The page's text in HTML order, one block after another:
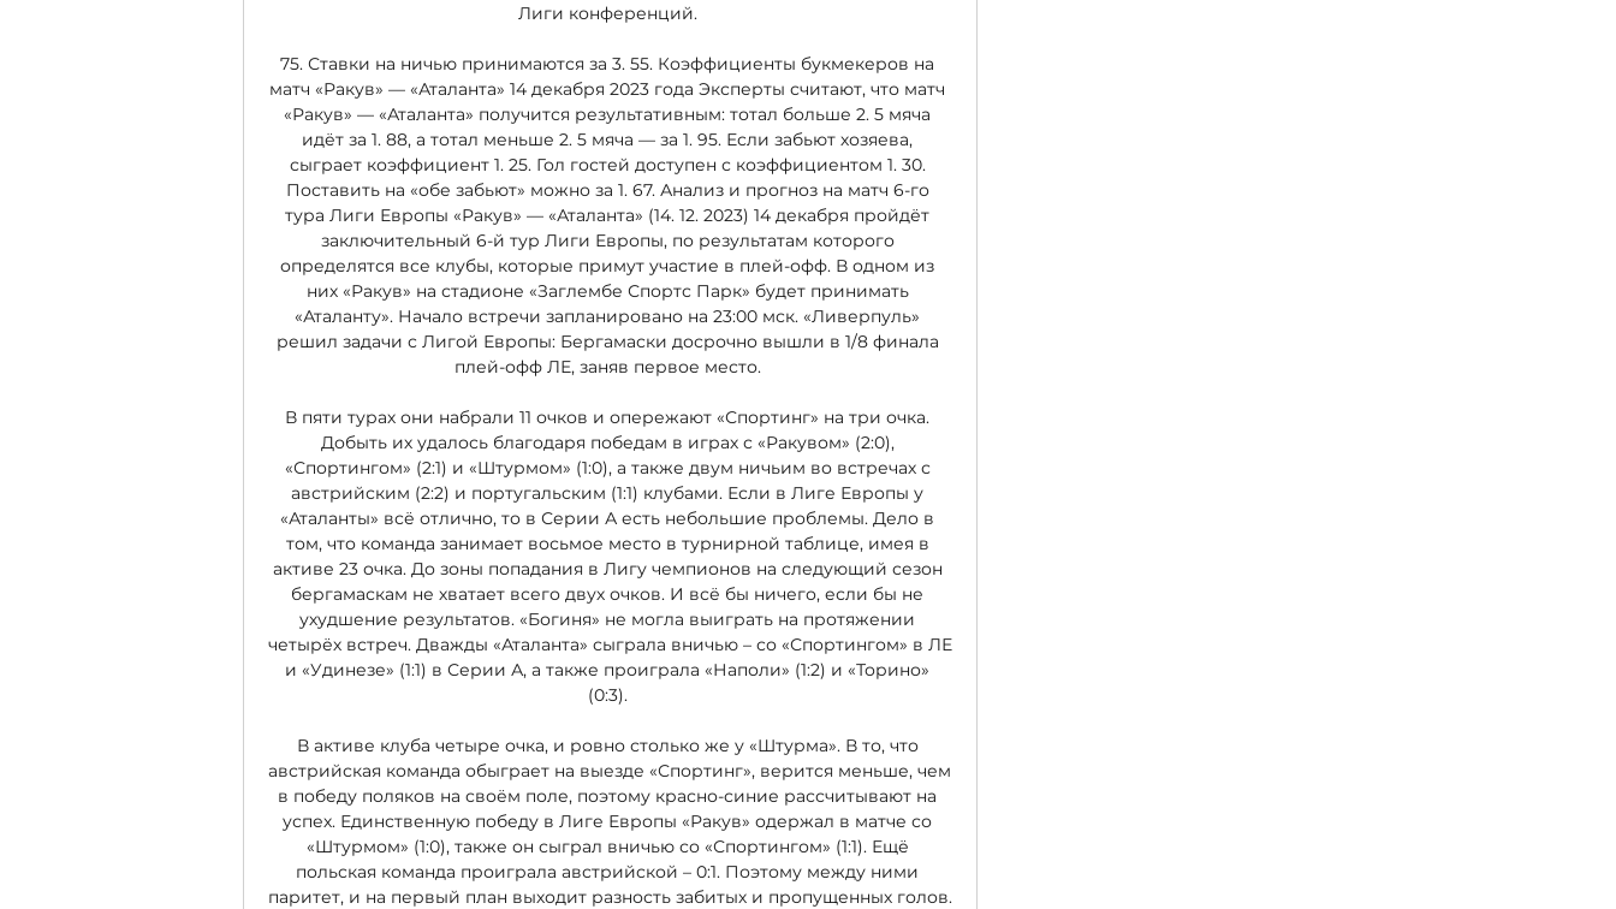
Лиги конференций.
75. Ставки на ничью принимаются за 3. 55. Коэффициенты букмекеров на
матч «Ракув» — «Аталанта» 14 декабря 2023 года Эксперты считают, что матч
«Ракув» — «Аталанта» получится результативным: тотал больше 2. 5 мяча
идёт за 1. 88, а тотал меньше 2. 5 мяча — за 1. 95. Если забьют хозяева,
сыграет коэффициент 1. 25. Гол гостей доступен с коэффициентом 1. 30.
Поставить на «обе забьют» можно за 1. 67. Анализ и прогноз на матч 6-го
тура Лиги Европы «Ракув» — «Аталанта» (14. 12. 2023) 14 декабря пройдёт
заключительный 6-й тур Лиги Европы, по результатам которого
определятся все клубы, которые примут участие в плей-офф. В одном из
них «Ракув» на стадионе «Заглембе Спортс Парк» будет принимать
«Аталанту». Начало встречи запланировано на 23:00 мск. «Ливерпуль»
решил задачи с Лигой Европы: Бергамаски досрочно вышли в 1/8 финала
плей-офф ЛЕ, заняв первое место.
В пяти турах они набрали 11 очков и опережают «Спортинг» на три очка.
Добыть их удалось благодаря победам в играх с «Ракувом» (2:0),
«Спортингом» (2:1) и «Штурмом» (1:0), а также двум ничьим во встречах с
австрийским (2:2) и португальским (1:1) клубами. Если в Лиге Европы у
«Аталанты» всё отлично, то в Серии А есть небольшие проблемы. Дело в
том, что команда занимает восьмое место в турнирной таблице, имея в
активе 23 очка. До зоны попадания в Лигу чемпионов на следующий сезон
бергамаскам не хватает всего двух очков. И всё бы ничего, если бы не
ухудшение результатов. «Богиня» не могла выиграть на протяжении
четырёх встреч. Дважды «Аталанта» сыграла вничью – со «Спортингом» в ЛЕ
и «Удинезе» (1:1) в Серии А, а также проиграла «Наполи» (1:2) и «Торино»
(0:3).
В активе клуба четыре очка, и ровно столько же у «Штурма». В то, что
австрийская команда обыграет на выезде «Спортинг», верится меньше, чем
в победу поляков на своём поле, поэтому красно-синие рассчитывают на
успех. Единственную победу в Лиге Европы «Ракув» одержал в матче со
«Штурмом» (1:0), также он сыграл вничью со «Спортингом» (1:1). Ещё
польская команда проиграла австрийской – 0:1. Поэтому между ними
паритет, и на первый план выходит разность забитых и пропущенных голов.